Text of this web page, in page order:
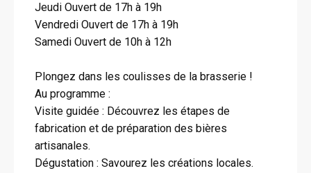
Jeudi Ouvert de 17h à 19h
Vendredi Ouvert de 17h à 19h
Samedi Ouvert de 10h à 12h
Plongez dans les coulisses de la brasserie !
Au programme :
Visite guidée : Découvrez les étapes de
fabrication et de préparation des bières
artisanales.
Dégustation : Savourez les créations locales.